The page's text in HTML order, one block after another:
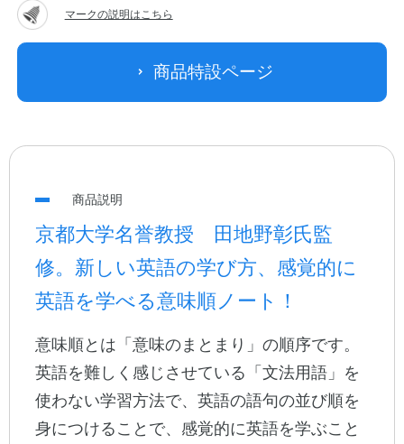
法人のお客様へ
公式アカウント
マークの説明はこちら
商品特設ページ
商品説明
京都大学名誉教授 田地野彰氏監
修。新しい英語の学び方、感覚的に
英語を学べる意味順ノート！
意味順とは「意味のまとまり」の順序です。
英語を難しく感じさせている「文法用語」を
使わない学習方法で、英語の語句の並び順を
身につけることで、感覚的に英語を学ぶこと